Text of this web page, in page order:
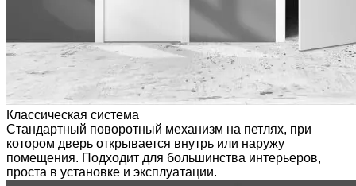
Классическая система
Стандартный поворотный механизм на петлях, при
котором дверь открывается внутрь или наружу
помещения. Подходит для большинства интерьеров,
проста в установке и эксплуатации.